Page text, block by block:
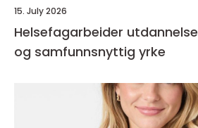
15. July 2026
Helsefagarbeider utdannelse veien til et trygt
og samfunnsnyttig yrke